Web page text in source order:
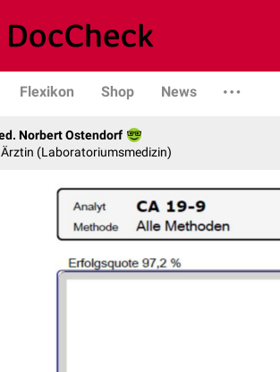
Flexikon Shop News
Norbert Ostendorf
(Laboratoriumsmedizin)